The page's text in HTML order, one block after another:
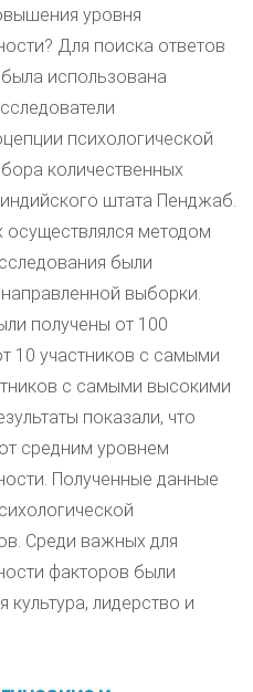
уровня
Для поиска ответов
использована
психологической
количественных
штата Пенджаб.
методом
были
выборки.
получены от 100
10 участников с самыми
с самыми высокими
показали, что
средним уровнем
Полученные данные
Среди важных для
факторов были
лидерство и